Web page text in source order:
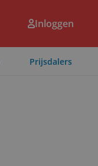
Inloggen
Prijsdalers